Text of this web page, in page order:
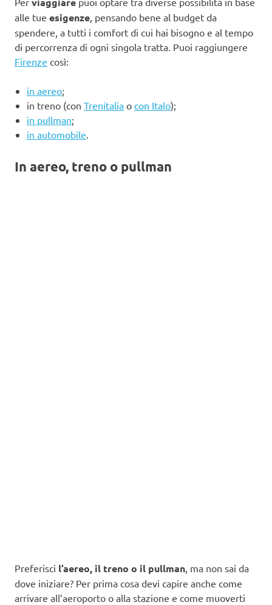
alle tue esigenze , pensando bene al budget da
spendere, a tutti i comfort di cui hai bisogno e al tempo
di percorrenza di ogni singola tratta. Puoi raggiungere
Firenze così:
in aereo;
in treno (con Trenitalia o con Italo);
in pullman;
in automobile
In aereo, treno o pullman
Preferisci l’aereo, il treno o il pullman, ma non sai da
dove iniziare? Per prima cosa devi capire anche come
arrivare all’aeroporto o alla stazione e come muoverti